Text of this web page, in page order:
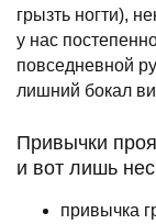
грызть ногти),
у нас
повседневной
лишний бокал
Привычки
и вот лишь
привычка